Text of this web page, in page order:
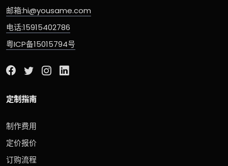
邮箱:hi@yousame.com
电话:15915402786
粤ICP备15015794号
定制指南
制作费用
定价报价
订购流程